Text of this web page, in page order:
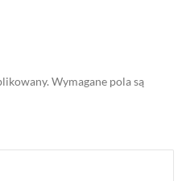
Wymagane pola są